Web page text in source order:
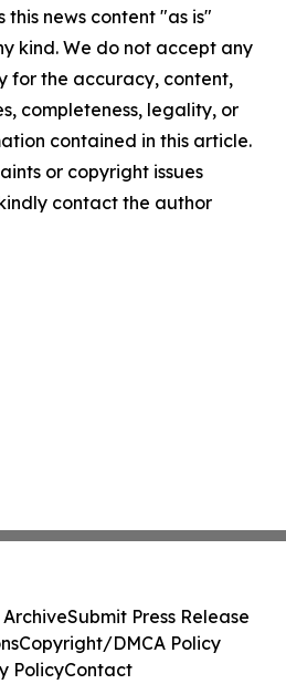
this news content "as is"
kind. We do not accept any
for the accuracy, content,
completeness, legality, or
contained in this article.
or copyright issues
contact the author
ArchiveSubmit Press Release
Copyright/DMCA Policy
PolicyContact